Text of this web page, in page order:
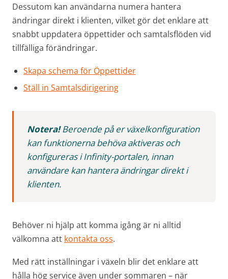
Dessutom kan användarna numera hantera
ändringar direkt i klienten, vilket gör det enklare att
snabbt uppdatera öppettider och samtalsflöden vid
tillfälliga förändringar.
Skapa schema för Öppettider
Ställ in Samtalsdirigering
Notera!Beroende på er växelkonfiguration
kan funktionerna behöva aktiveras och
konfigureras i Infinity-portalen, innan
användare kan hantera ändringar direkt i
klienten.
Behöver ni hjälp att komma igång är ni alltid
välkomna att kontakta oss.
Med rätt inställningar i växeln blir det enklare att
hålla hög service även under sommaren – när